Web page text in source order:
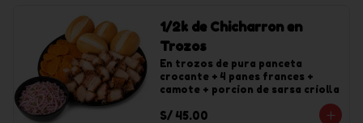
1/2k de Chicharron en
Trozos
En trozos de pura panceta
crocante + 4 panes frances +
camote + porcion de sarsa criolla
S/ 45.00